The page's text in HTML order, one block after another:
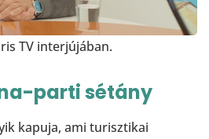
TV interjújában.
parti sétány
kapuja, ami turisztikai